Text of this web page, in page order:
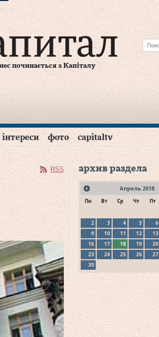
починається з Капіталу
інтереси фото capitaltv
RSS архив раздела
Апрель 2018
Пн Вт Ср Чт Пт
2
3 4 5 6
9
10 11 12 13
16
17 18 19 20
23
24 25 26 27
30